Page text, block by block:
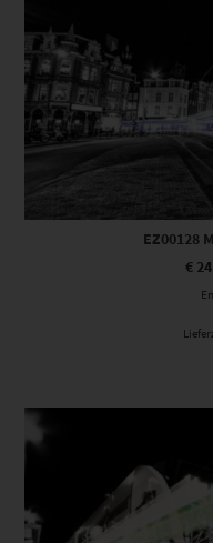
EZ00128
€